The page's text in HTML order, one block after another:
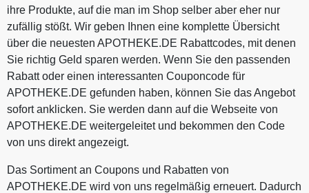
ihre Produkte, auf die man im Shop selber aber eher nur
zufällig stößt. Wir geben Ihnen eine komplette Übersicht
über die neuesten APOTHEKE.DE Rabattcodes, mit denen
Sie richtig Geld sparen werden. Wenn Sie den passenden
Rabatt oder einen interessanten Couponcode für
APOTHEKE.DE gefunden haben, können Sie das Angebot
sofort anklicken. Sie werden dann auf die Webseite von
APOTHEKE.DE weitergeleitet und bekommen den Code
von uns direkt angezeigt.
Das Sortiment an Coupons und Rabatten von
APOTHEKE.DE wird von uns regelmäßig erneuert. Dadurch